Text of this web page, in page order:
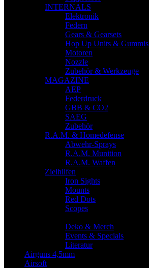
INTERNALS
Elektronik
Federn
Gears & Gearsets
Hop Up Units & Gummis
Motoren
Nozzle
Zubehör & Werkzeuge
MAGAZINE
AEP
Federdruck
GBB & CO2
SAEG
Zubehör
R.A.M. & Homedefense
Abwehr-Sprays
R.A.M. Munition
R.A.M. Waffen
Zielhilfen
Iron Sights
Mounts
Red Dots
Scopes
Deko & Merch
Events & Specials
Literatur
Airguns 4,5mm
Airsoft